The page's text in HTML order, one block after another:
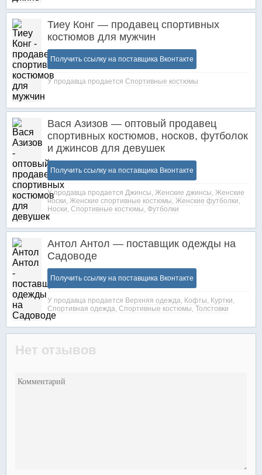
Тиеу Конг — продавец спортивных
костюмов для мужчин
Получить ссылку на поставщика Вконтакте
У продавца продается Спортивные костюмы
Вася Азизов — оптовый продавец
спортивных костюмов, носков, футболок
и джинсов для девушек
Получить ссылку на поставщика Вконтакте
У продавца продается Джинсы, Женские джинсы, Женские
носки, Женские спортивные костюмы, Женские футболки,
Носки, Спортивные костюмы, Футболки
Антол Антол — поставщик одежды на
Садоводе
Получить ссылку на поставщика Вконтакте
У продавца продается Верхняя одежда, Кофты, Куртки,
Спортивная одежда, Спортивные костюмы, Толстовки
Нет отзывов